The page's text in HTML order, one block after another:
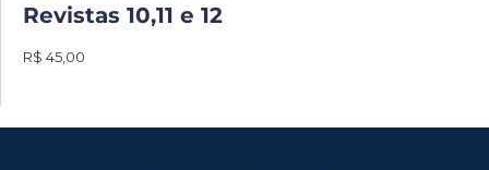
Revistas 10,11 e 12
R$ 45,00